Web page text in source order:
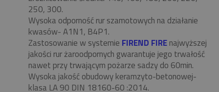
250, 300.
Wysoka odporność rur szamotowych na działanie
kwasów- A1N1, B4P1.
Zastosowanie w systemie FIREND FIREnajwyższej
jakości rur żaroodpornych gwarantuje jego trwałość
nawet przy trwającym pożarze sadzy do 60min.
Wysoka jakość obudowy keramzyto-betonowej-
klasa LA 90 DIN 18160-60 :2014.